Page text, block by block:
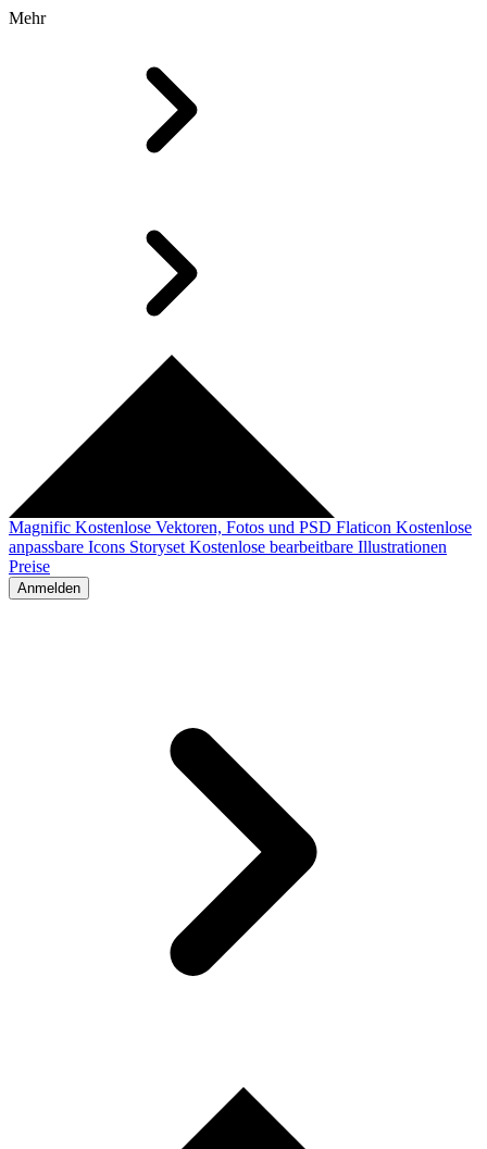
Mehr
Magnific Kostenlose Vektoren, Fotos und PSD Flaticon Kostenlose
anpassbare Icons Storyset Kostenlose bearbeitbare Illustrationen
Preise
Anmelden